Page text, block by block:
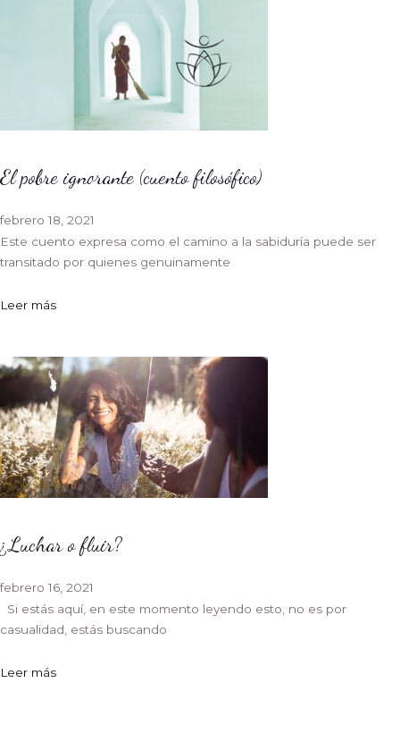
El pobre ignorante (cuento filosófico)
febrero 18, 2021
Este cuento expresa como el camino a la sabiduría puede ser
transitado por quienes genuinamente
Leer más
¿Luchar o fluir?
febrero 16, 2021
Si estás aquí, en este momento leyendo esto, no es por
casualidad, estás buscando
Leer más